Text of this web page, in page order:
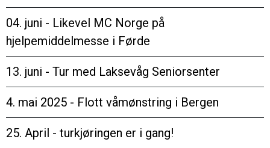
04. juni - Likevel MC Norge på
hjelpemiddelmesse i Førde
13. juni - Tur med Laksevåg Seniorsenter
4. mai 2025 - Flott våmønstring i Bergen
25. April - turkjøringen er i gang!